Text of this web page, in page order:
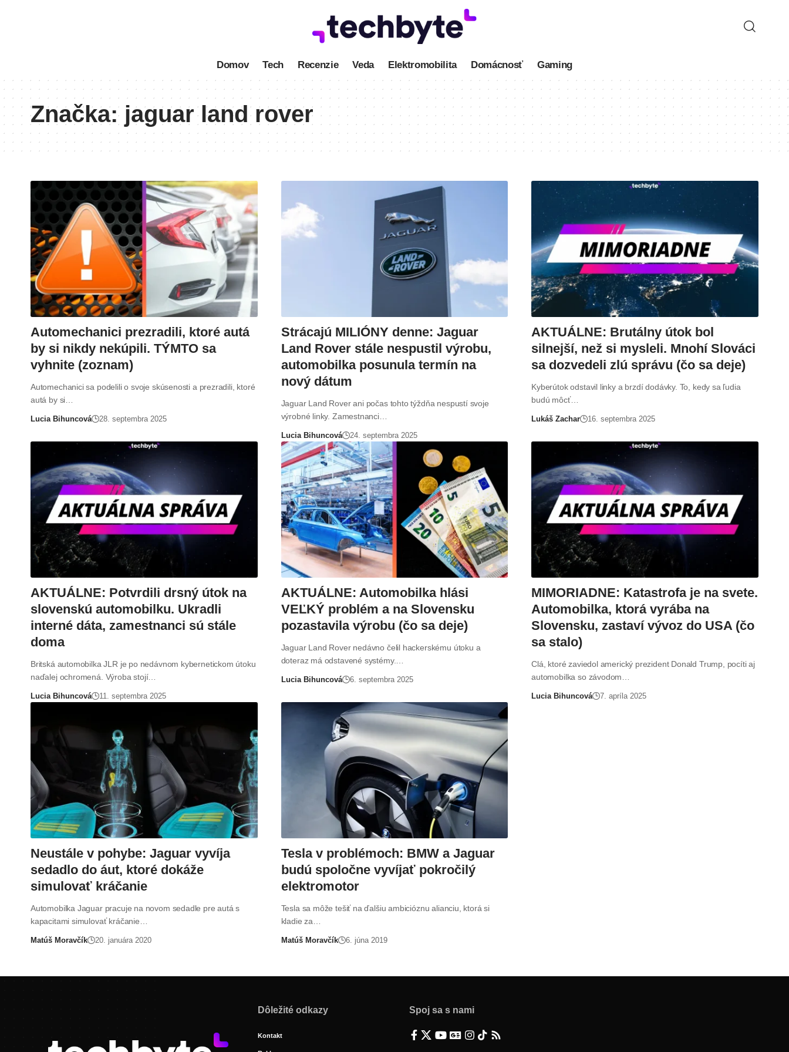
Domov Tech Recenzie Veda Elektromobilita Domácnosť Gaming
Značka: jaguar land rover
Automechanici prezradili, ktoré autá
by si nikdy nekúpili. TÝMTO sa
vyhnite (zoznam)
Automechanici sa podelili o svoje skúsenosti a prezradili, ktoré
autá by si…
Lucia Bihuncová 28. septembra 2025
Strácajú MILIÓNY denne: Jaguar
Land Rover stále nespustil výrobu,
automobilka posunula termín na
nový dátum
Jaguar Land Rover ani počas tohto týždňa nespustí svoje
výrobné linky. Zamestnanci…
Lucia Bihuncová 24. septembra 2025
AKTUÁLNE: Brutálny útok bol
silnejší, než si mysleli. Mnohí Slováci
sa dozvedeli zlú správu (čo sa deje)
Kyberútok odstavil linky a brzdí dodávky. To, kedy sa ľudia
budú môcť…
Lukáš Zachar 16. septembra 2025
AKTUÁLNE: Potvrdili drsný útok na
slovenskú automobilku. Ukradli
interné dáta, zamestnanci sú stále
doma
Britská automobilka JLR je po nedávnom kybernetickom útoku
naďalej ochromená. Výroba stojí…
Lucia Bihuncová 11. septembra 2025
AKTUÁLNE: Automobilka hlási
VEĽKÝ problém a na Slovensku
pozastavila výrobu (čo sa deje)
Jaguar Land Rover nedávno čelil hackerskému útoku a
doteraz má odstavené systémy.…
Lucia Bihuncová 6. septembra 2025
MIMORIADNE: Katastrofa je na svete.
Automobilka, ktorá vyrába na
Slovensku, zastaví vývoz do USA (čo
sa stalo)
Clá, ktoré zaviedol americký prezident Donald Trump, pocíti aj
automobilka so závodom…
Lucia Bihuncová 7. apríla 2025
Neustále v pohybe: Jaguar vyvíja
sedadlo do áut, ktoré dokáže
simulovať kráčanie
Automobilka Jaguar pracuje na novom sedadle pre autá s
kapacitami simulovať kráčanie…
Matúš Moravčík 20. januára 2020
Tesla v problémoch: BMW a Jaguar
budú spoločne vyvíjať pokročilý
elektromotor
Tesla sa môže tešiť na ďalšiu ambicióznu alianciu, ktorá si
kladie za…
Matúš Moravčík 6. júna 2019
Dôležité odkazy
Kontakt
Spoj sa s nami